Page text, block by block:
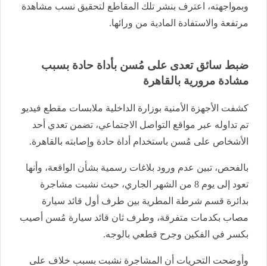
وبمواجهته، اعترف بنشر تلك المقاطع لتحقيق نسب مشاهدة
مرتفعة والاستفادة المادية من ورائها.
ضبط سائق تعدى على مُسن بأداة حادة بسبب
مشادة مرورية بالقاهرة
كشفت الأجهزة الأمنية بوزارة الداخلية ملابسات مقطع فيديو
تم تداوله عبر مواقع التواصل الاجتماعي، تضمن تعدي أحد
الأشخاص على مُسن باستخدام أداة حادة وإصابته بالقاهرة.
بالفحص، تبين عدم ورود بلاغات رسمية بشأن الواقعة، وأنها
تعود إلى يوم 8 من الشهر الجاري، حيث نشبت مشاجرة
بدائرة قسم شرطة المطرية بين طرف أول قائد سيارة
مصاب بكدمات متفرقة، وطرف ثان قائد سيارة مُسن أصيب
بكسر في الفكين وجرح قطعي بالوجه.
وأوضحت التحريات أن المشاجرة نشبت بسبب خلاف على